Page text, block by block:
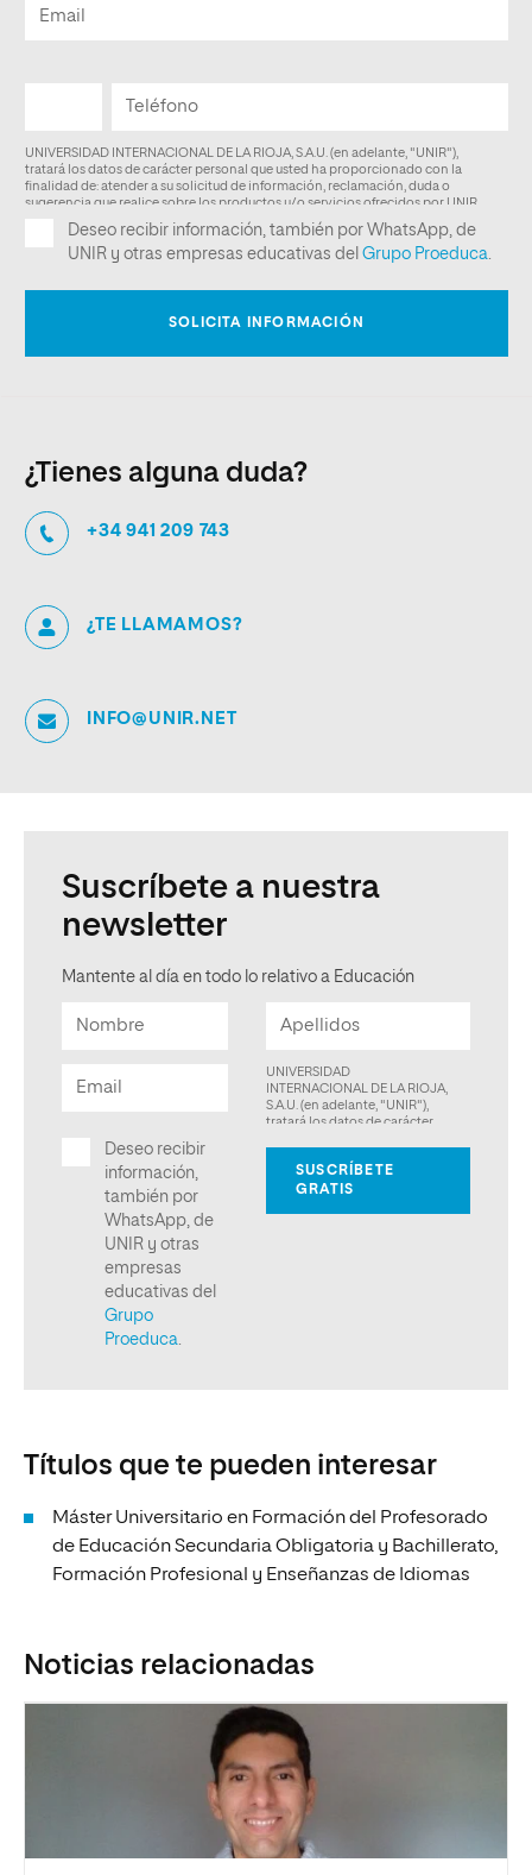
¿Tienes alguna duda?
+34 941 209 743
¿TE LLAMAMOS?
INFO@UNIR.NET
Suscríbete a nuestra
newsletter
Mantente al día en todo lo relativo a Educación
Títulos que te pueden interesar
Máster Universitario en Formación del Profesorado
de Educación Secundaria Obligatoria y Bachillerato,
Formación Profesional y Enseñanzas de Idiomas
Noticias relacionadas